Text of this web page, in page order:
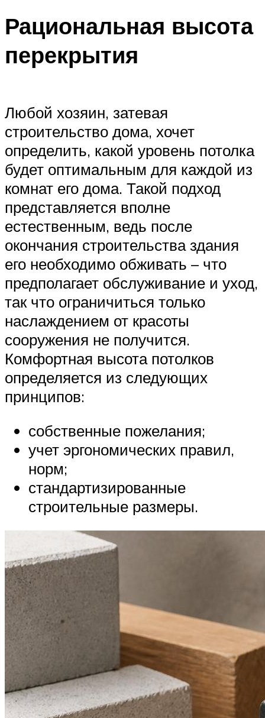
Рациональная высота
перекрытия
Любой хозяин, затевая
строительство дома, хочет
определить, какой уровень потолка
будет оптимальным для каждой из
комнат его дома. Такой подход
представляется вполне
естественным, ведь после
окончания строительства здания
его необходимо обживать – что
предполагает обслуживание и уход,
так что ограничиться только
наслаждением от красоты
сооружения не получится.
Комфортная высота потолков
определяется из следующих
принципов:
собственные пожелания;
учет эргономических правил,
норм;
стандартизированные
строительные размеры.